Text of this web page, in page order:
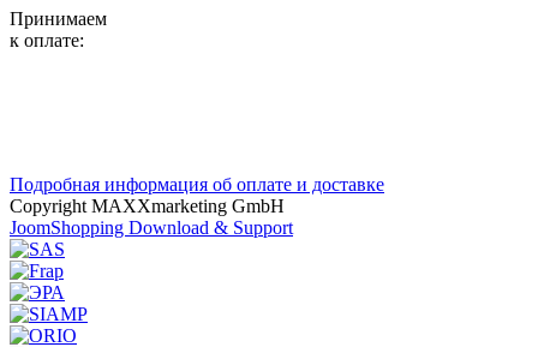
Принимаем
к оплате:
Подробная информация об оплате и доставке
Copyright MAXXmarketing GmbH
JoomShopping Download & Support